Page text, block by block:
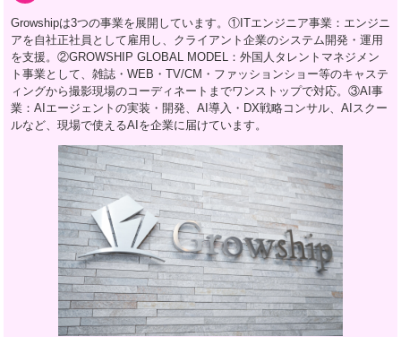
Growshipは3つの事業を展開しています。①ITエンジニア事業：エンジニ
アを自社正社員として雇用し、クライアント企業のシステム開発・運用
を支援。②GROWSHIP GLOBAL MODEL：外国人タレントマネジメン
ト事業として、雑誌・WEB・TV/CM・ファッションショー等のキャステ
ィングから撮影現場のコーディネートまでワンストップで対応。③AI事
業：AIエージェントの実装・開発、AI導入・DX戦略コンサル、AIスクー
ルなど、現場で使えるAIを企業に届けています。